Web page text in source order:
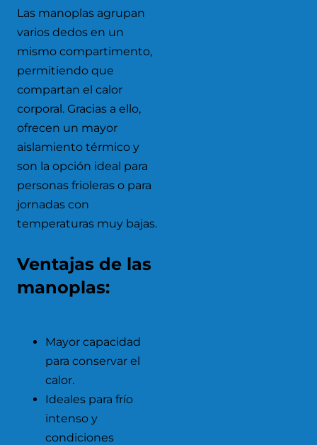
Las manoplas agrupan
varios dedos en un
mismo compartimento,
permitiendo que
compartan el calor
corporal. Gracias a ello,
ofrecen un mayor
aislamiento térmico y
son la opción ideal para
personas frioleras o para
jornadas con
temperaturas muy bajas.
Ventajas de las
manoplas:
Mayor capacidad
para conservar el
calor.
Ideales para frío
intenso y
condiciones